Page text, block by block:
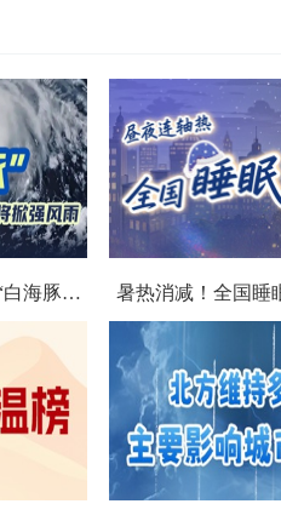
台风数字画像：马拉松台风“白海豚”将影响十余省份 暑热消减！全国睡